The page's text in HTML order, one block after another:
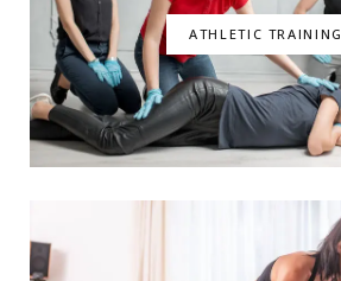
ATHLETIC TRAINING